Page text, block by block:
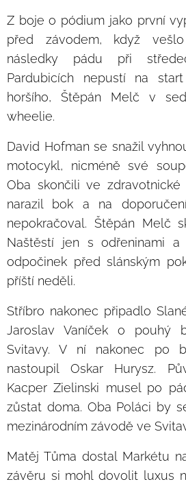
Z boje o pódium jako první
před závodem, když
následky pádu při
Pardubicích nepustí na
horšího, Štěpán Melč v
wheelie.
David Hofman se snažil
motocykl, nicméně své
Oba skončili ve zdravotnické
narazil bok a na
nepokračoval. Štěpán Melč
Naštěstí jen s odřeninami
odpočinek před slánským
příští neděli.
Stříbro nakonec připadlo
Jaroslav Vaníček o pouhý
Svitavy. V ní nakonec po
nastoupil Oskar Hurysz.
Kacper Zielinski musel po
zůstat doma. Oba Poláci by
mezinárodním závodě ve
Matěj Tůma dostal Markétu
závěru si mohl dovolit luxus